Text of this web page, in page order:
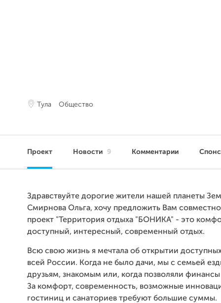
Тула Общество
Проект Новости 9 Комментарии
Здравствуйте дорогие жители нашей планеты
Смирнова Ольга, хочу предложить Вам совместно
проект "Территория отдыха "БОНИКА" - это
доступный, интересный, современный отдых.
Всю свою жизнь я мечтала об открытии
всей России. Когда не было дачи, мы с семьей
друзьям, знакомым или, когда позволяли
За комфорт, современность, возможные
гостиниц и санаториев требуют большие суммы.